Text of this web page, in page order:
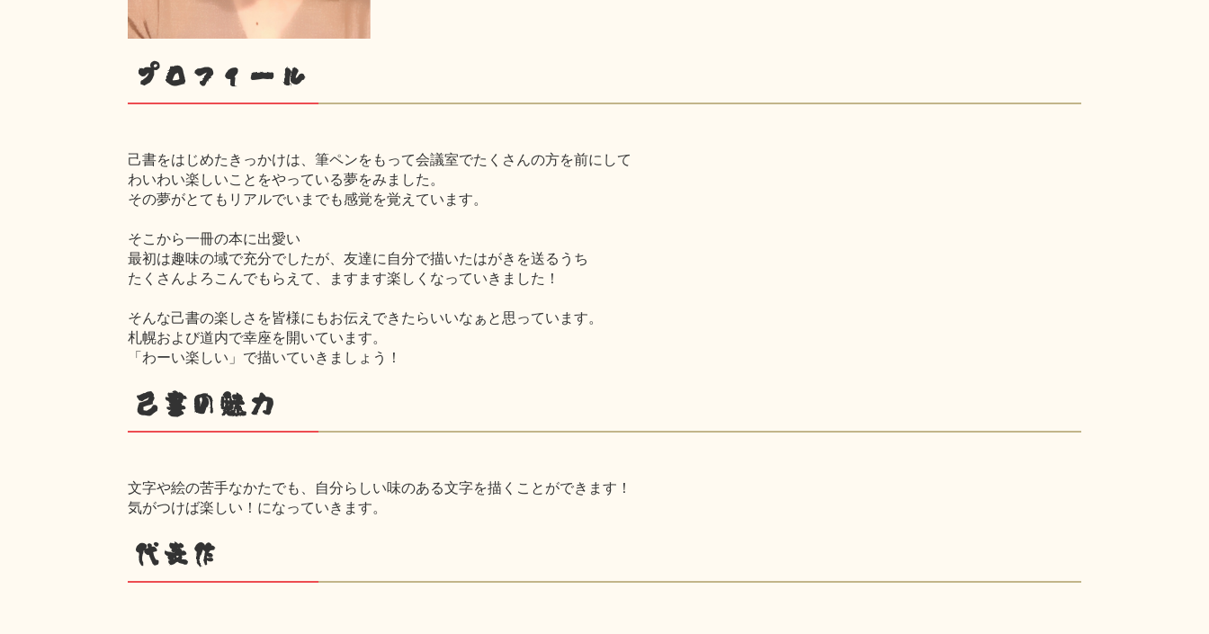
プロフィール
己書をはじめたきっかけは、筆ペンをもって会議室でたくさんの方を前にして
わいわい楽しいことをやっている夢をみました。
その夢がとてもリアルでいまでも感覚を覚えています。
そこから一冊の本に出愛い
最初は趣味の域で充分でしたが、友達に自分で描いたはがきを送るうち
たくさんよろこんでもらえて、ますます楽しくなっていきました！
そんな己書の楽しさを皆様にもお伝えできたらいいなぁと思っています。
札幌および道内で幸座を開いています。
「わーい楽しい」で描いていきましょう！
己書の魅力
文字や絵の苦手なかたでも、自分らしい味のある文字を描くことができます！
気がつけば楽しい！になっていきます。
代表作